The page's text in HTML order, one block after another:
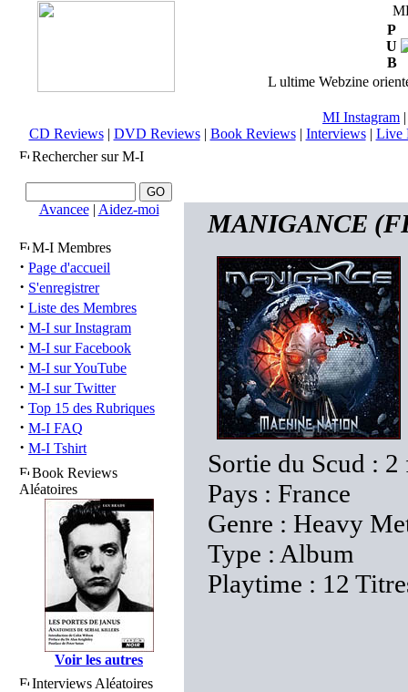
P
U
B
L ultime Webzine
MI Instagram
CD Reviews| DVD Reviews| Book Reviews| Interviews| Live
Rechercher sur M-I
Avancee| Aidez-moi
M-I Membres
· Page d'accueil
· S'enregistrer
· Liste des Membres
· M-I sur Instagram
· M-I sur Facebook
· M-I sur YouTube
· M-I sur Twitter
· Top 15 des Rubriques
· M-I FAQ
· M-I Tshirt
Book Reviews
Aléatoires
Voir les autres
Interviews Aléatoires
MANIGANCE
Sortie du Scud :
Pays : France
Genre : Heavy
Type : Album
Playtime : 12